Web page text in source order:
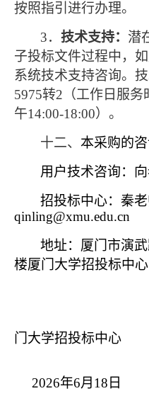
按照指引进行办理。
3． 技术支持： 潜
子投标文件过程中，
系统技术支持咨询。技
5975转2 （工作日服
午14:00-18:00）。
十二、 本采购的
用户技术咨询：
招投标中心：秦
qinling@xmu.edu.cn
地址：厦门市演
楼厦门大学招投标中心
门大学招投标中心
2026年6月 18 日